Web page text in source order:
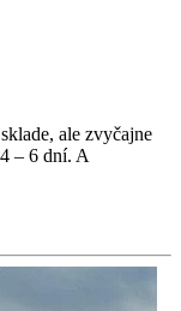
ale zvyčajne
– 6 dní. A